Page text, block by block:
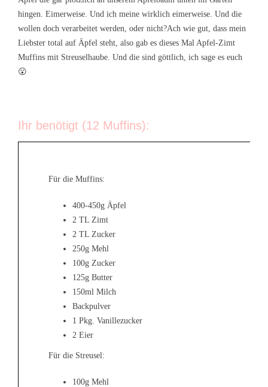
hingen. Eimerweise. Und ich meine wirklich eimerweise. Und die
wollen doch verarbeitet werden, oder nicht?Ach wie gut, dass mein
Liebster total auf Äpfel steht, also gab es dieses Mal Apfel-Zimt
Muffins mit Streuselhaube. Und die sind göttlich, ich sage es euch
😮
Ihr benötigt (12 Muffins):
Für die Muffins:
400-450g Äpfel
2 TL Zimt
2 TL Zucker
250g Mehl
100g Zucker
125g Butter
150ml Milch
Backpulver
1 Pkg. Vanillezucker
2 Eier
Für die Streusel:
100g Mehl